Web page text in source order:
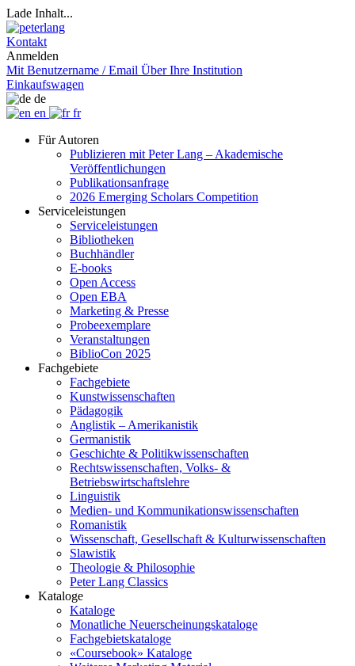
Lade Inhalt...
Kontakt
Anmelden
Mit Benutzername / Email Über Ihre Institution
Einkaufswagen
de
en
fr
Für Autoren
Publizieren mit Peter Lang – Akademische
Veröffentlichungen
Publikationsanfrage
2026 Emerging Scholars Competition
Serviceleistungen
Serviceleistungen
Bibliotheken
Buchhändler
E-books
Open Access
Open EBA
Marketing & Presse
Probeexemplare
Veranstaltungen
BiblioCon 2025
Fachgebiete
Fachgebiete
Kunstwissenschaften
Pädagogik
Anglistik – Amerikanistik
Germanistik
Geschichte & Politikwissenschaften
Rechtswissenschaften, Volks- &
Betriebswirtschaftslehre
Linguistik
Medien- und Kommunikationswissenschaften
Romanistik
Wissenschaft, Gesellschaft & Kulturwissenschaften
Slawistik
Theologie & Philosophie
Peter Lang Classics
Kataloge
Kataloge
Monatliche Neuerscheinungskataloge
Fachgebietskataloge
«Coursebook» Kataloge